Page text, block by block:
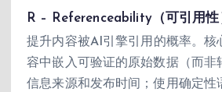
R – Referenceability（可引用性
提升内容被AI引擎引用的概率。核
容中嵌入可验证的原始数据（而非
信息来源和发布时间；使用确定性